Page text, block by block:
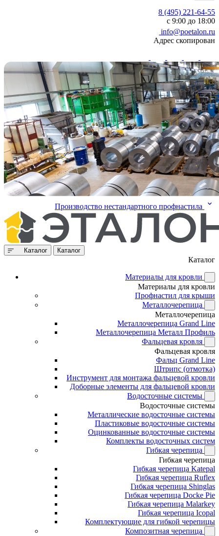
8 (495) 221-64-55
с 9:00 до 18:00
info@poetalon.ru
Адрес скопирован
Производство нестандартного профнастила
Каталог Каталог
Каталог
Материалы для кровли
Материалы для кровли
Профнастил для крыши
Металлочерепица
Металлочерепица
Металлочерепица Grand Line
Металлочерепица Металл Профиль
Фальцевая кровля
Фальцевая кровля
Фальц Grand Line
Штрипс (отмотка)
Инструмент для монтажа фальцевой кровли
Доборные элементы для фальцевой кровли
Водосточные системы
Водосточные системы
Металлические водосточные системы
Пластиковые водосточные системы
Оцинкованные водосточные системы
Комплекты водосточных систем
Гибкая черепица
Гибкая черепица
Гибкая черепица Katepal
Гибкая черепица Ruflex
Гибкая черепица Shinglas
Гибкая черепица Docke Pie
Гибкая черепица Malarkey
Гибкая черепица Icopal
Комплектующие для гибкой черепицы
Композитная черепица